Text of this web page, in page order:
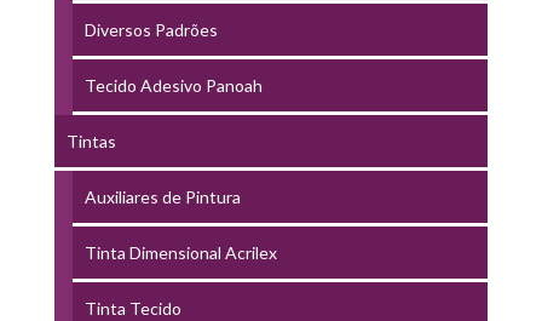
Diversos Padrões
Tecido Adesivo Panoah
Tintas
Auxiliares de Pintura
Tinta Dimensional Acrilex
Tinta Tecido